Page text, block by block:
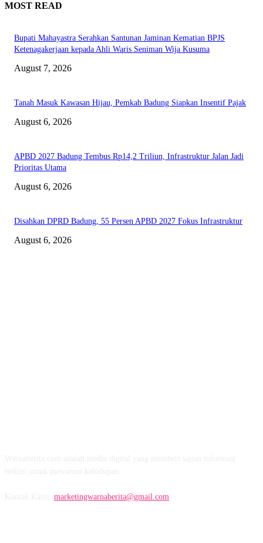
MOST READ
Bupati Mahayastra Serahkan Santunan Jaminan Kematian BPJS
Ketenagakerjaan kepada Ahli Waris Seniman Wija Kusuma
August 7, 2026
Tanah Masuk Kawasan Hijau, Pemkab Badung Siapkan Insentif Pajak
August 6, 2026
APBD 2027 Badung Tembus Rp14,2 Triliun, Infrastruktur Jalan Jadi
Prioritas Utama
August 6, 2026
Disahkan DPRD Badung, 55 Persen APBD 2027 Fokus Infrastruktur
August 6, 2026
marketingwarnaberita@gmail.com